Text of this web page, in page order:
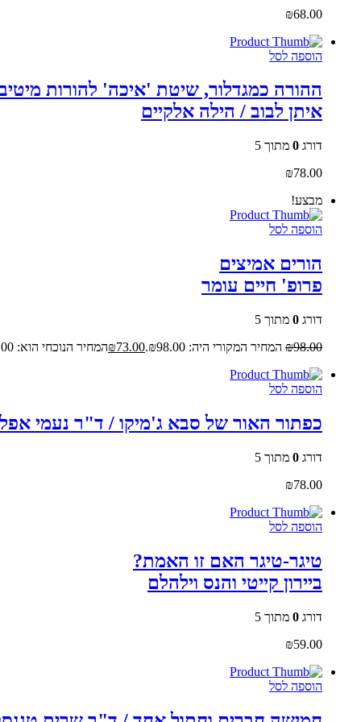
₪68.00
הוספה לסל
ההורה כמגדלור, שיטת 'איכה' להורות
איתן לבוב / הילה אלקיים
דורג 0 מתוך 5
₪78.00
מבצע!
הוספה לסל
הורים אמיצים
פרופ' חיים עומר
דורג 0 מתוך 5
₪98.00 המחיר המקורי היה: ₪98.00. ₪73.00 המחיר הנוכחי הוא: ₪73.00.
הוספה לסל
כפתור האור של סבא ג'מיקו / ד"ר נעמי אפל
דורג 0 מתוך 5
₪78.00
הוספה לסל
טיגר-טיגר האם זו האמת?
ביירון קייטי והנס וילהלם
דורג 0 מתוך 5
₪59.00
הוספה לסל